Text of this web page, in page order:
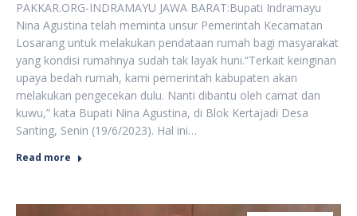
PAKKAR.ORG-INDRAMAYU JAWA BARAT:Bupati Indramayu
Nina Agustina telah meminta unsur Pemerintah Kecamatan
Losarang untuk melakukan pendataan rumah bagi masyarakat
yang kondisi rumahnya sudah tak layak huni.“Terkait keinginan
upaya bedah rumah, kami pemerintah kabupaten akan
melakukan pengecekan dulu. Nanti dibantu oleh camat dan
kuwu,” kata Bupati Nina Agustina, di Blok Kertajadi Desa
Santing, Senin (19/6/2023). Hal ini…
Read more